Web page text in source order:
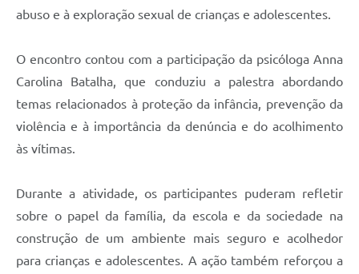
abuso e à exploração sexual de crianças e adolescentes.
O encontro contou com a participação da psicóloga Anna
Carolina Batalha, que conduziu a palestra abordando
temas relacionados à proteção da infância, prevenção da
violência e à importância da denúncia e do acolhimento
às vítimas.
Durante a atividade, os participantes puderam refletir
sobre o papel da família, da escola e da sociedade na
construção de um ambiente mais seguro e acolhedor
para crianças e adolescentes. A ação também reforçou a